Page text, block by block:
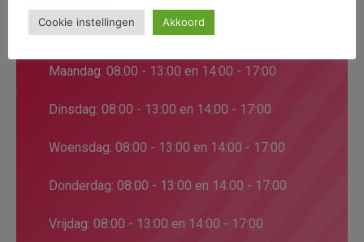
Openingstijden
Maandag: 08:00 - 13:00 en 14:00 - 17:00
Dinsdag: 08:00 - 13:00 en 14:00 - 17:00
Woensdag: 08:00 - 13:00 en 14:00 - 17:00
Donderdag: 08:00 - 13:00 en 14:00 - 17:00
Vrijdag: 08:00 - 13:00 en 14:00 - 17:00
Cookie instellingen Akkoord